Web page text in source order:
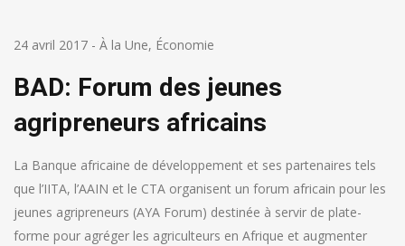
24 avril 2017 - À la Une, Économie
BAD: Forum des jeunes
agripreneurs africains
La Banque africaine de développement et ses partenaires tels
que l’IITA, l’AAIN et le CTA organisent un forum africain pour les
jeunes agripreneurs (AYA Forum) destinée à servir de plate-
forme pour agréger les agriculteurs en Afrique et augmenter